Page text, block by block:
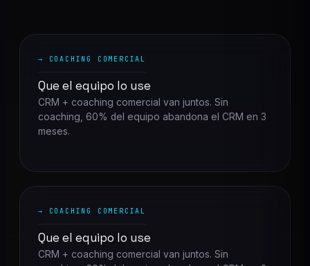
→ COACHING COMERCIAL
Que el equipo lo use
CRM + coaching comercial van juntos. Sin
coaching, 60% del equipo abandona el CRM en 3
meses.
→ COACHING COMERCIAL
Que el equipo lo use
CRM + coaching comercial van juntos. Sin